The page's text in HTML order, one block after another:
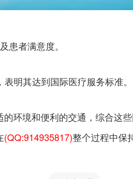
患者满意度。
明其达到国际医疗服务标准。
环境和便利的交通，综合这
(QQ:914935817)整个过程中保